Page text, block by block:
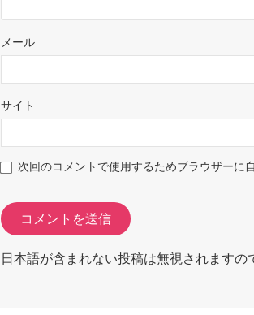
メール
サイト
次回のコメントで使用するためブラウザーに
日本語が含まれない投稿は無視されます